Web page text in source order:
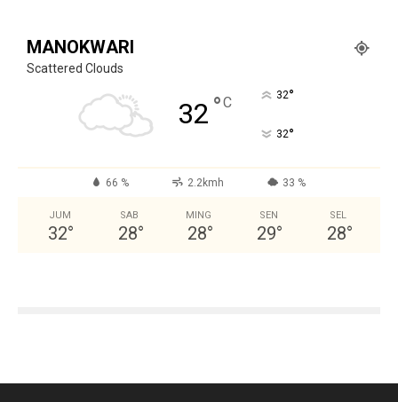
MANOKWARI
Scattered Clouds
32 °C 32°
32°
66 % 2.2kmh 33 %
JUM
32°
SAB
28°
MING
28°
SEN
29°
SEL
28°